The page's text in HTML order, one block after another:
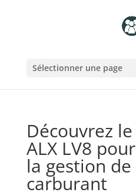
Sélectionner une page
Découvrez
ALX LV8
la gestion
carburant